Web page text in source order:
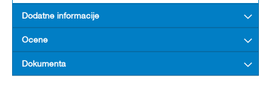
Dodatne informacije
Ocene
Dokumenta